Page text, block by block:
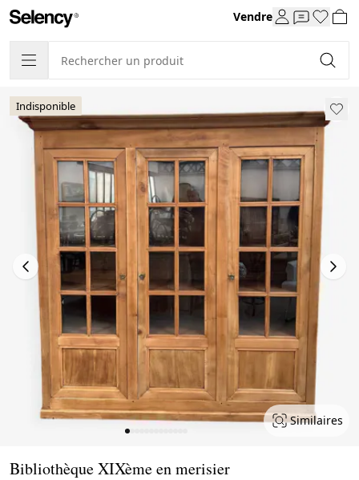
Vendre
Indisponible
Similaires
Bibliothèque XIXème en merisier